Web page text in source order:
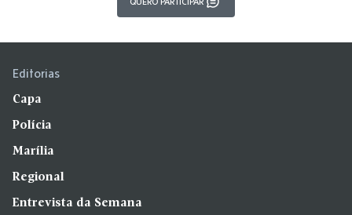
Editorias
Capa
Polícia
Marília
Regional
Entrevista da Semana